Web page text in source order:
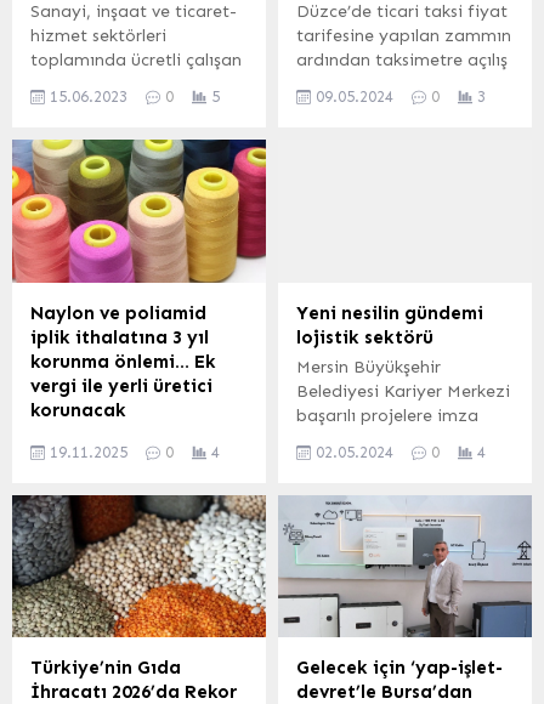
Sanayi, inşaat ve ticaret-
hizmet sektörleri
toplamında ücretli çalışan
bir önceki yılın aynı ayına
Ücretli çalışan sayısı bir
önceki yılın aynı ayında 13
milyon 997 bin 517 kişi
iken, 2023 yılı Nisan
ayında 14 milyon 516 bin
688 kişi oldu. ANKARA
(İGFA) –...
15.06.2023 0 5
Düzce’de ticari taksi fiyat
tarifesine yapılan zammın
ardından taksimetre açılış
Sefer DEMİR –
zam yapıldı. Yapılan
zammın ardından
taksimetre açılış ücreti 35
TL den 55 TL ye...
09.05.2024 0 3
Naylon ve poliamid
iplik ithalatına 3 yıl
korunma önlemi… Ek
vergi ile yerli üretici
korunacak
yayımlanan
naylon ve poliamid iplik
ithalatına 3 yıl süreyle
kilogram başına 0,22–0,24
dolar arasında değişen ek
mali yükümlülük getirildi.
Uygulama, yerli üreticiyi
aşırı ve düşük fiyatlı
ithalata karşı korumayı
19.11.2025 0 4
Yeni nesilin gündemi
lojistik sektörü
Mersin Büyükşehir
Belediyesi Kariyer Merkezi
başarılı projelere imza
Nesil Mentorluk Projesi ile
profesyonel yöneticileri ve
kurumsal markaları bir
araya getiren Kariyer
Merkezi, Toros Üniversitesi
İİBSF Öğretim üyesi Prof.
Dr. Köksal Hazır ve Arkas
Lojistik İnsan Kaynakları
Müdür Yardımcısı Birce
02.05.2024 0 4
Türkiye’nin Gıda
İhracatı 2026’da Rekor
Gelecek için ‘yap-işlet-
devret’le Bursa’dan